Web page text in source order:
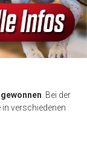
. Bei der
in verschiedenen